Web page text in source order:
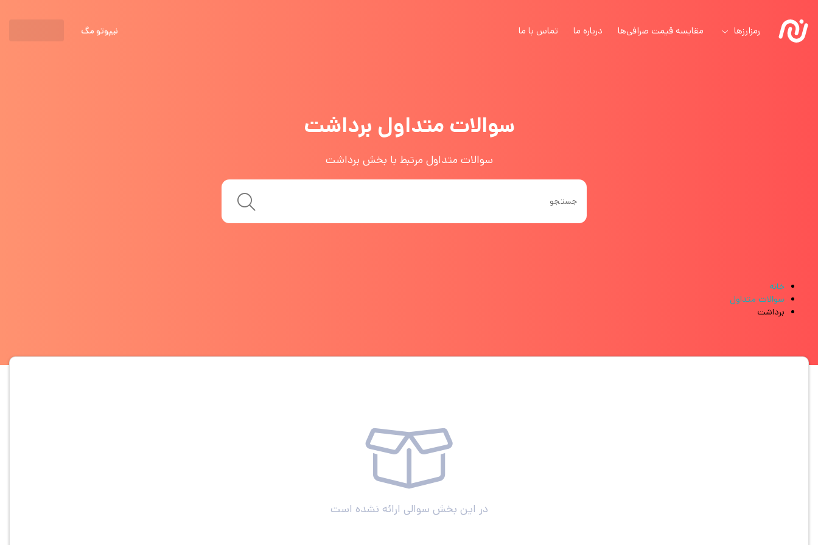
رمزارزها مقایسه قیمت صرافی‌ها درباره ما تماس با ما نیپوتو مگ
سوالات متداول برداشت
سوالات متداول مرتبط با بخش برداشت
خانه
سوالات متداول
برداشت
در این بخش سوالی ارائه نشده است